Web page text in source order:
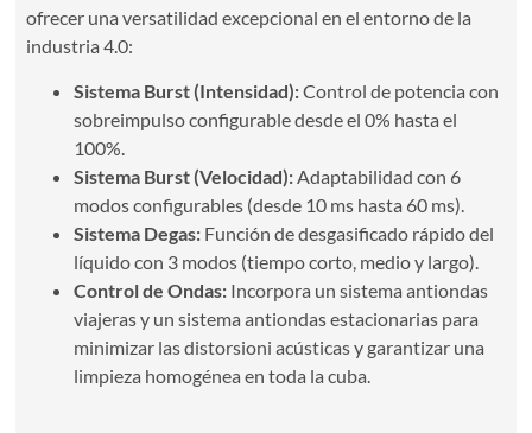
ofrecer una versatilidad excepcional en el entorno de la
industria 4.0:
Sistema Burst (Intensidad):Control de potencia con
sobreimpulso configurable desde el 0% hasta el
100%.
Sistema Burst (Velocidad):Adaptabilidad con 6
modos configurables (desde 10 ms hasta 60 ms).
Sistema Degas:Función de desgasificado rápido del
líquido con 3 modos (tiempo corto, medio y largo).
Control de Ondas:Incorpora un sistema antiondas
viajeras y un sistema antiondas estacionarias para
minimizar las distorsioni acústicas y garantizar una
limpieza homogénea en toda la cuba.